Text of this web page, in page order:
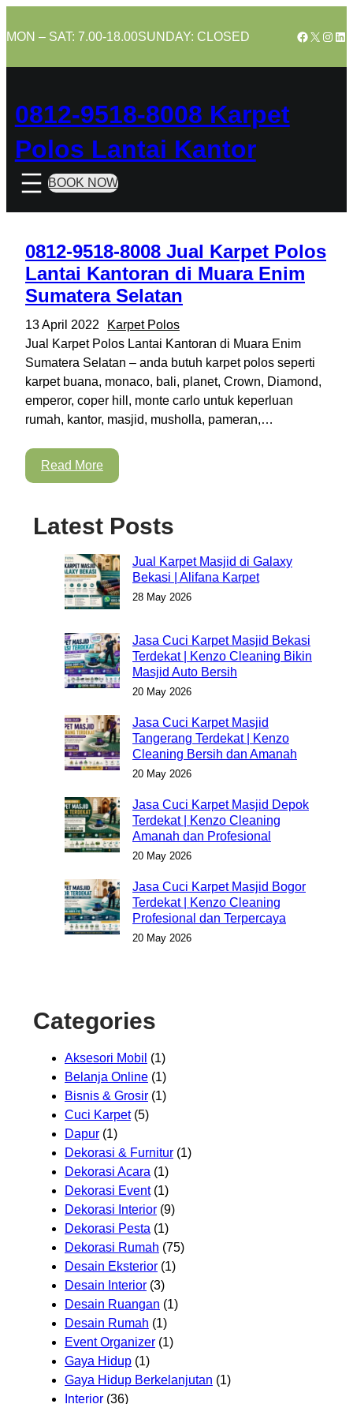
to
MON – SAT: 7.00-18.00SUNDAY: CLOSED Facebook
X
0812-9518-8008 Karpet
Polos Lantai Kantor
BOOK NOW
0812-9518-8008 Jual Karpet Polos
Lantai Kantoran di Muara Enim
Sumatera Selatan
13 April 2022
Karpet Polos
Jual Karpet Polos Lantai Kantoran di Muara Enim
Sumatera Selatan – anda butuh karpet polos seperti
karpet buana, monaco, bali, planet, Crown, Diamond,
emperor, coper hill, monte carlo untuk keperluan
rumah, kantor, masjid, musholla, pameran,…
Read More
Latest Posts
Jual Karpet Masjid di Galaxy
Bekasi | Alifana Karpet
28 May 2026
Jasa Cuci Karpet Masjid Bekasi
Terdekat | Kenzo Cleaning Bikin
Masjid Auto Bersih
20 May 2026
Jasa Cuci Karpet Masjid
Tangerang Terdekat | Kenzo
Cleaning Bersih dan Amanah
20 May 2026
Jasa Cuci Karpet Masjid Depok
Terdekat | Kenzo Cleaning
Amanah dan Profesional
20 May 2026
Jasa Cuci Karpet Masjid Bogor
Terdekat | Kenzo Cleaning
Profesional dan Terpercaya
20 May 2026
Categories
Aksesori Mobil (1)
Belanja Online (1)
Bisnis & Grosir (1)
Cuci Karpet(5)
Dapur (1)
Dekorasi & Furnitur (1)
Dekorasi Acara (1)
Dekorasi Event(1)
Dekorasi Interior (9)
Dekorasi Pesta (1)
Dekorasi Rumah (75)
Desain Eksterior (1)
Desain Interior (3)
Desain Ruangan (1)
Desain Rumah (1)
Event Organizer (1)
Gaya Hidup (1)
Gaya Hidup Berkelanjutan (1)
Interior (36)